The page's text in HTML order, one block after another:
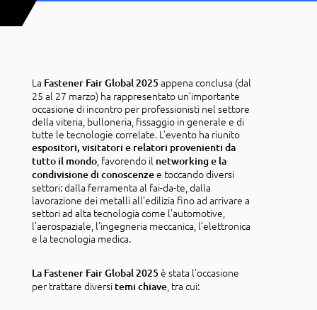
La Fastener Fair Global 2025 appena conclusa (dal
25 al 27 marzo) ha rappresentato un’importante
occasione di incontro per professionisti nel settore
della viteria, bulloneria, fissaggio in generale e di
tutte le tecnologie correlate. L’evento ha riunito
espositori, visitatori e relatori provenienti da
tutto il mondo, favorendo il networking e la
condivisione di conoscenzee toccando diversi
settori: dalla ferramenta al fai-da-te, dalla
lavorazione dei metalli all’edilizia fino ad arrivare a
settori ad alta tecnologia come l’automotive,
l’aerospaziale, l’ingegneria meccanica, l’elettronica
e la tecnologia medica.
La Fastener Fair Global 2025 è stata l’occasione
per trattare diversi temi chiave, tra cui: